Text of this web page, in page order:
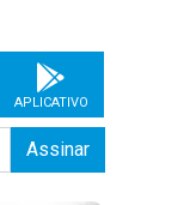
APLICATIVO
Assinar